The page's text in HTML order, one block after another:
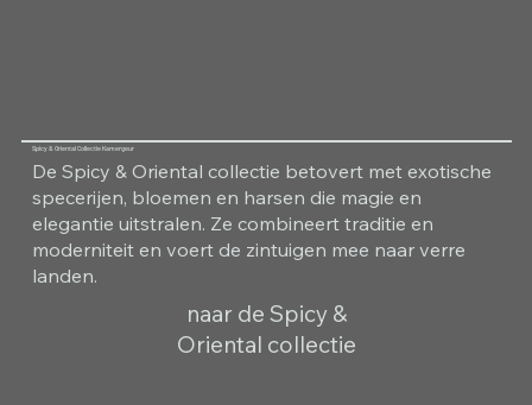
Spicy & Oriental Collectie Kamergeur
De Spicy & Oriental collectie betovert met exotische
specerijen, bloemen en harsen die magie en
elegantie uitstralen. Ze combineert traditie en
moderniteit en voert de zintuigen mee naar verre
landen.
naar de Spicy &
Oriental collectie